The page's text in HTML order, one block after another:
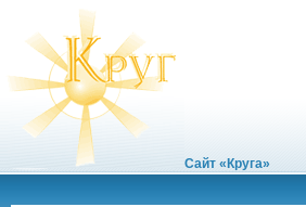
Сайт «Круга»